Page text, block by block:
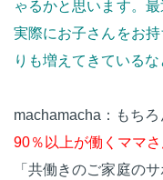
ゃるかと思います。
実際にお子さんをお
りも増えてきている
machamacha：もち
90％以上が働くママさ
「共働きのご家庭の